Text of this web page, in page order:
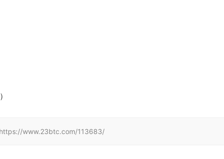
https://www.23btc.com/113683/